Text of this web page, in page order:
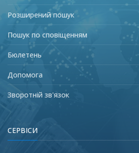
Розширений пошук
Пошук по сповіщенням
Бюлетень
Допомога
Зворотній зв'язок
СЕРВІСИ